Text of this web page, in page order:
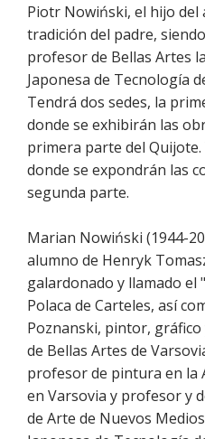
Piotr Nowiński, el hijo
tradición del padre,
profesor de Bellas Artes
Japonesa de Tecnología
Tendrá dos sedes, la
donde se exhibirán las
primera parte del Quijote.
donde se expondrán las
segunda parte.
Marian Nowiński (1944-
alumno de Henryk
galardonado y llamado el
Polaca de Carteles, así
Poznanski, pintor, gráfico
de Bellas Artes de
profesor de pintura en la
en Varsovia y profesor y
de Arte de Nuevos